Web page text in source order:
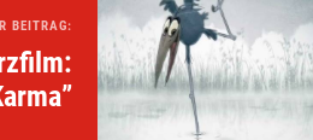
BEITRAG: